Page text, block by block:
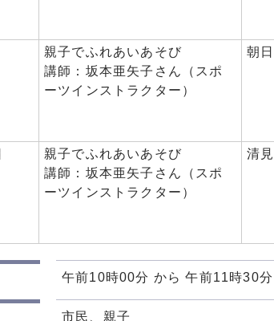
親子でふれあいあそび
講師：坂本亜矢子さん（スポ
ーツインストラクター）
朝
親子でふれあいあそび
講師：坂本亜矢子さん（スポ
ーツインストラクター）
清
午前10時00分 から 午前11時30
市民、親子